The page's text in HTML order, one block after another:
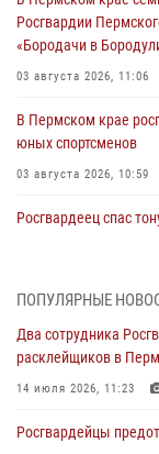
Росгвардии
«Бородачи в
03 августа 2026, 11:06
В Пермском крае
юных спортсменов
03 августа 2026, 10:59
Росгвардеец спас
Сотрудники
28 июля 2026, 10:44
Росгвардейцы
28 июля 2026, 06:15
ПОПУЛЯРНЫЕ
Два сотрудника
расклейщиков в
14 июля 2026, 11:23
Росгвардейцы